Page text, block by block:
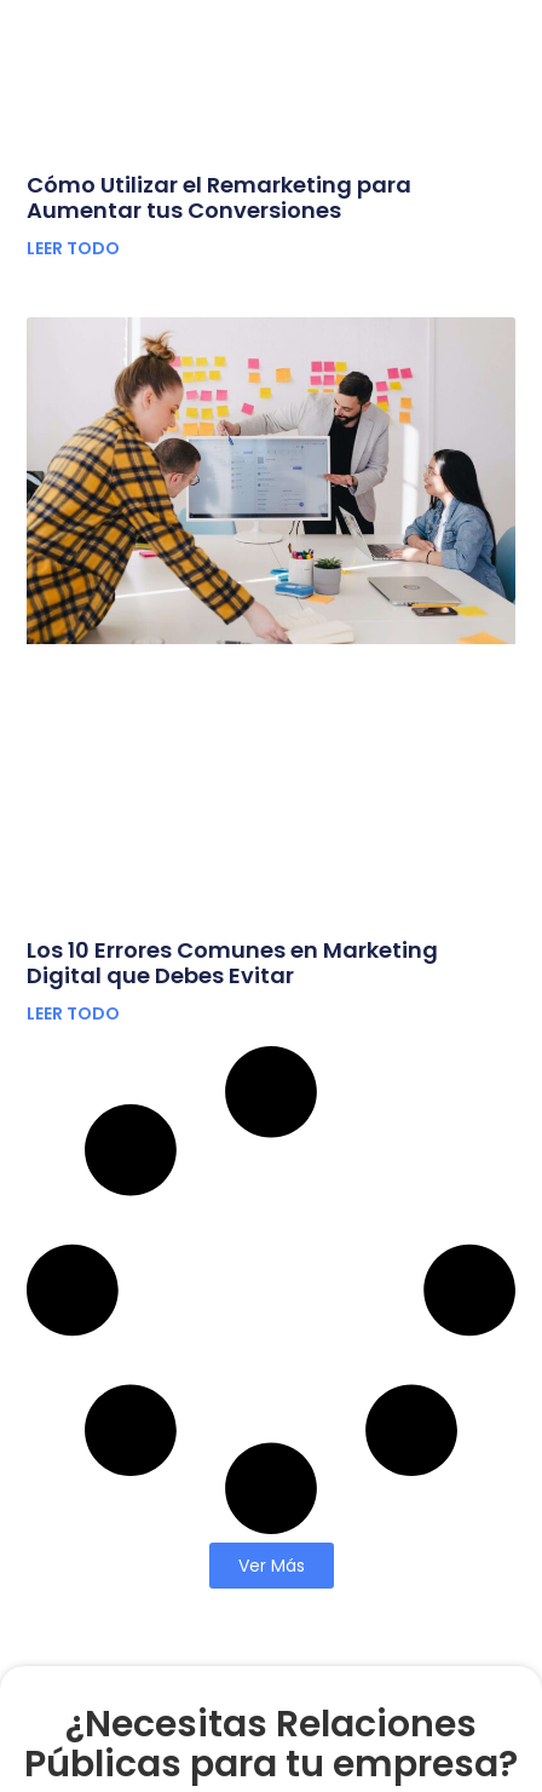
Cómo Utilizar el Remarketing para
Aumentar tus Conversiones
LEER TODO
Los 10 Errores Comunes en Marketing
Digital que Debes Evitar
LEER TODO
Ver Más
¿Necesitas Relaciones
Públicas para tu empresa?